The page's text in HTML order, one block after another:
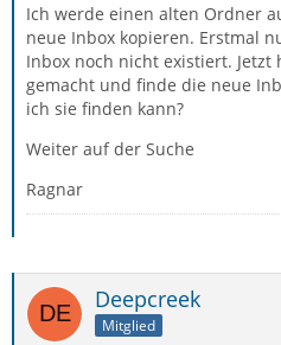
Ich werde einen alten Ordner
neue Inbox kopieren. Erstmal
Inbox noch nicht existiert. Jetzt
gemacht und finde die neue
ich sie finden kann?
Weiter auf der Suche
Ragnar
Deepcreek
Mitglied